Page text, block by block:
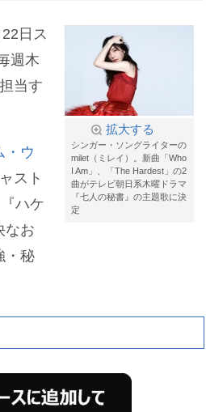
拡大する
シンガー・ソングライターの
milet（ミレイ）。新曲「Who
I Am」、「The Hardest」の2
曲がテレビ朝日系木曜ドラマ
『七人の秘書』の主題歌に決
定
日ス
週木
当す
・ウ
スト
ハケ
なお
・秘